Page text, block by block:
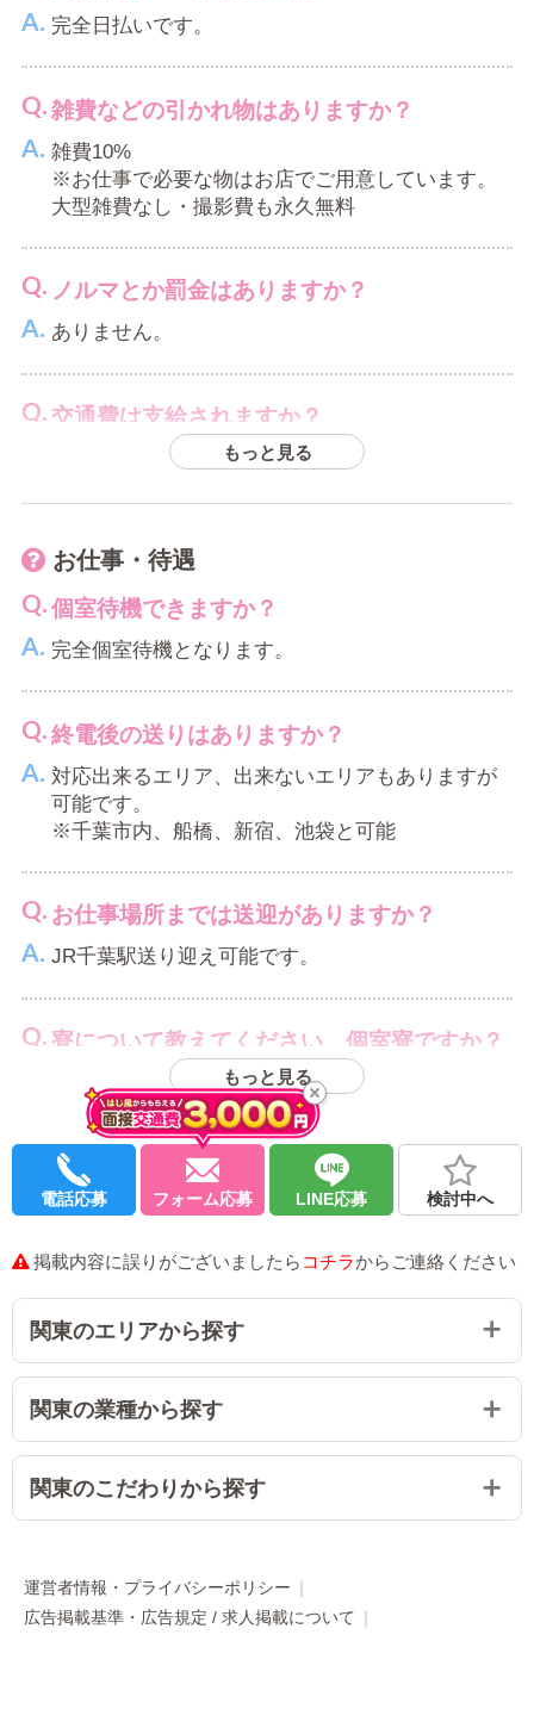
面接】・【出張面接】とございます。
※出張面接対応エリア：東京・埼玉・神奈川・千
葉
容姿に自信がないのですが…
容姿やスタイルが良い事は確かにメリットにはな
りますが、採用基準はそこだけではございません
内面的な部分での判断もございます
少し勇気を出してご応募ください
ぽっちゃりと言ってもそこまでじゃないケースも
多々ございます。
170cmだと65キロ迄
150cmだと52キロ迄
にはなりますがお胸の大きさでも緩和されます。
最終総合的に判断もさせていただいてますので、
友達と一緒に面接や体験入店できますか？
面接のみは可能です！
辞めたくなったらすぐ辞められますか？
早めにお伝え頂ければ有難いですが、急なご事情
なども有りますので、気兼ねなくお申し付けくだ
採用されたら絶対入店しないとダメですか？
お断りして大丈夫です！
※当店は入店の強要はしていません。
普段は昼職をしています。土日だけとか、会
しいかもしれません。
学生です。夏休みの間だけとか、期間限定の
バイトでもいいですか？
短期も可能です。
てもいいですか？
無理な入店はさせていませんので、ご相談だけで
完全日払いです。
雑費などの引かれ物はありますか？
雑費10%
※お仕事で必要な物はお店でご用意しています。
大型雑費なし・撮影費も永久無料
ノルマとか罰金はありますか？
ありません。
交通費は支給されますか？
通いの方も1勤1,000円まで支給
寮に住むときの費用はどれくらいかかります
か？
1泊3,000円
自走の場合、ガソリン代など何か手当はつき
ますか？
通いの方も1勤1,000円まで支給していますので
イベントのときお給料は下がりますか？
出稼ぎ希望です、保証などはありますか？
出稼ぎの方は、最初の期間だけ保証が付きます。
※働いてみて次回リピートされるかもお決めくだ
さい。
変わらず交通費支給も出来ます。
バック率が上がるとか、何か頑張ったらボー
ナス的なものはありますか？
最初から付く方もおられますが、当店には特別指
名制度がございます。
本指名数などで後々バックが上がる方もおられま
す。
※衛生器具着用はそのままです※
もっと見る
お仕事・待遇
個室待機できますか？
完全個室待機となります。
終電後の送りはありますか？
対応出来るエリア、出来ないエリアもありますが
可能です。
※千葉市内、船橋、新宿、池袋と可能
お仕事場所までは送迎がありますか？
JR千葉駅送り迎え可能です。
寮について教えてください、個室寮ですか？
1R寮となります。
待機所の環境について教えてください
個室待機になります。
自走って何ですか？
無料駐車場完備
講習ではどんなことをしますか？
口頭でのマニュアル講習となりますが、ボディ洗
いが出来ない方だけ実技となります。
講習なしでも働けますか？
ご経験のある方は、口頭でのマニュアル講習とな
もっと見る
電話応募 フォーム応募 LINE応募 検討中へ
掲載内容に誤りがございましたら コチラからご連絡ください
関東のエリアから探す
関東の業種から探す
関東のこだわりから探す
運営者情報・プライバシーポリシー
広告掲載基準・広告規定 / 求人掲載について